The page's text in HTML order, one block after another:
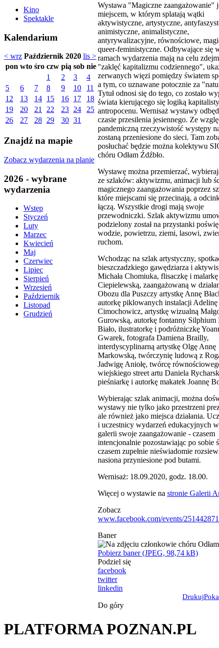
Kino
Spektakle
Kalendarium
< wrz Październik 2020 lis >
pon wto śro czw pią sob nie
1
2 3
4
5
6 7 8 9 10
11
12
13 14 15 16 17
18
19
20 21 22 23 24
25
26
27 28 29 30 31
Znajdź na mapie
Zobacz wydarzenia na planie
2026 - wybrane
wydarzenia
Wstęp
Styczeń
Luty
Marzec
Kwiecień
Maj
Czerwiec
Lipiec
Sierpień
Wrzesień
Październik
Listopad
Grudzień
Wystawa "Magiczne zaangażowanie"
miejscem, w którym splatają wątki
aktywistyczne, artystyczne,
animistyczne, animalistyczne,
antyrywalizacyjne, równościowe,
queer-feministyczne. Odbywające się
ramach wydarzenia mają na celu
"zaklęć kapitalizmu codziennego",
zerwanych więzi pomiędzy światem
a tym, co uznawane potocznie za
Tytuł odnosi się do tego, co zostało
świata kierującego się logiką
antropocenu. Wernisaż wystawy
czasie przesilenia jesiennego. Ze
pandemiczną rzeczywistość występy
zostaną przeniesione do sieci. Tam
posłuchać będzie można kolektywu
chóru Odłam Źdźbło.
Wystawę można przemierzać,
ze szlaków: aktywizmu, animacji lub
magicznego zaangażowania poprzez
które miejscami się przecinają, a
łączą. Wszystkie drogi mają swoje
przewodniczki. Szlak aktywizmu
podzielony został na przystanki
wodzie, powietrzu, ziemi, lasowi,
ruchom.
Wchodząc na szlak artystyczny,
bieszczadzkiego gawędziarza i
Michała Chomiuka, flisaczkę i
Ciepielewską, zaangażowaną w
Obozu dla Puszczy artystkę Annę
autorkę piklowanych instalacji Adelinę
Cimochowicz, artystkę wizualną
Gurowską, autorkę fontanny Silphium
Biało, ilustratorkę i podróżniczkę
Gwarek, fotografa Damiena Brailly,
interdyscyplinarną artystkę Olgę Annę
Markowską, twórczynię ludową z
Jadwigę Aniołę, twórcę
wiejskiego street artu Daniela
pieśniarkę i autorkę makatek Joannę
Wybierając szlak animacji, można
wystawy nie tylko jako przestrzeni
ale również jako miejsca działania.
i uczestnicy wydarzeń edukacyjnych
galerii swoje zaangażowanie - czasem
intencjonalnie pozostawiając po sobie
czasem zupełnie nieświadomie
nasiona przyniesione pod butami.
Wernisaż: 18.09.2020, godz. 18.00.
Więcej o wystawie na stronie Galerii
Zobacz
www.facebook.com/events/
Baner
Pobierz baner (JPEG, 98,74 kB)
Podziel się
facebook
twitter
linkedin
Drukuj
Do góry
PLATFORMA POZNAN.PL